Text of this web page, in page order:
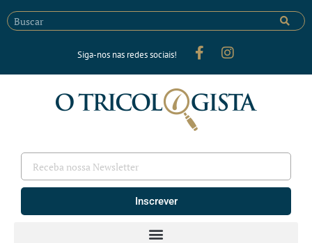
Siga-nos nas redes sociais!
Inscrever